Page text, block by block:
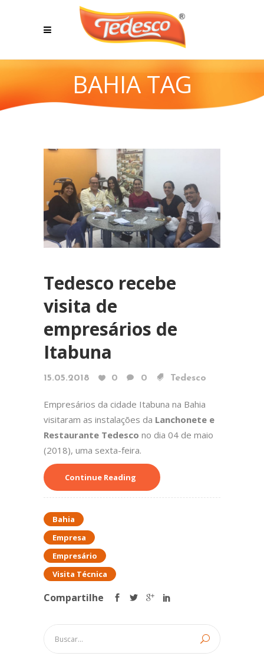
BAHIA TAG
Tedesco recebe
visita de
empresários de
Itabuna
15.05.2018 0 0 Tedesco
Empresários da cidade Itabuna na Bahia
visitaram as instalações da Lanchonete e
Restaurante Tedesco no dia 04 de maio
(2018), uma sexta-feira.
Continue Reading
Bahia
Empresa
Empresário
Visita Técnica
Compartilhe